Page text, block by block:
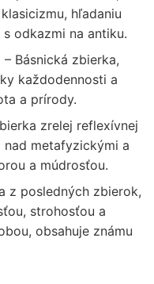
hľadaniu
odkazmi na antiku.
– Básnická zbierka,
každodennosti a
a prírody.
zrelej reflexívnej
metafyzickými a
a múdrosťou.
z posledných zbierok,
strohosťou a
obsahuje známu